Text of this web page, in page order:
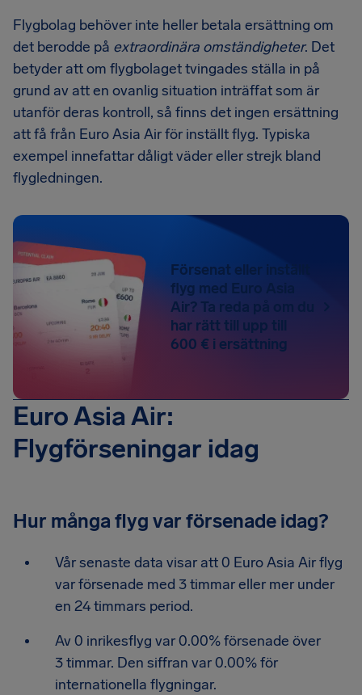
Flygbolag behöver inte heller betala ersättning om
det berodde på extraordinära omständigheter. Det
betyder att om flygbolaget tvingades ställa in på
grund av att en ovanlig situation inträffat som är
utanför deras kontroll, så finns det ingen ersättning
att få från Euro Asia Air för inställt flyg. Typiska
exempel innefattar dåligt väder eller strejk bland
flygledningen.
Försenat eller inställt
flyg med Euro Asia
Air? Ta reda på om du
har rätt till upp till
600 € i ersättning
Euro Asia Air:
Flygförseningar idag
Hur många flyg var försenade idag?
Vår senaste data visar att 0 Euro Asia Air flyg
var försenade med 3 timmar eller mer under
en 24 timmars period.
Av 0 inrikesflyg var 0.00% försenade över
3 timmar. Den siffran var 0.00% för
internationella flygningar.